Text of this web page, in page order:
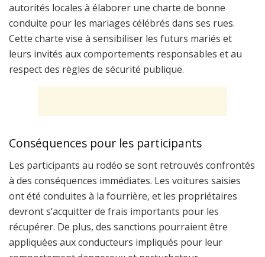
autorités locales à élaborer une charte de bonne
conduite pour les mariages célébrés dans ses rues.
Cette charte vise à sensibiliser les futurs mariés et
leurs invités aux comportements responsables et au
respect des règles de sécurité publique.
Conséquences pour les participants
Les participants au rodéo se sont retrouvés confrontés
à des conséquences immédiates. Les voitures saisies
ont été conduites à la fourrière, et les propriétaires
devront s’acquitter de frais importants pour les
récupérer. De plus, des sanctions pourraient être
appliquées aux conducteurs impliqués pour leur